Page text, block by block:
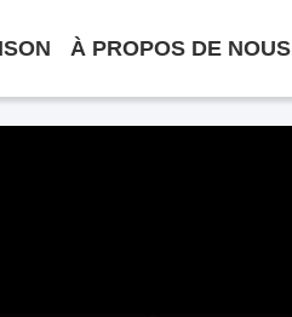
À PROPOS DE NOUS